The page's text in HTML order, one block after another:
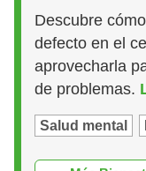
Descubre
defecto en el
aprovecharla
de problemas.
Salud mental